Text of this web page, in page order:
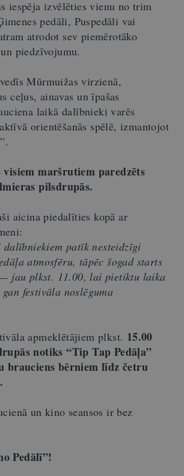
iespēja izvēlēties vienu no trim
pedāli, Puspedāli vai
atrodot sev piemērotāko
piedzīvojumu.
Mūrmuižas virzienā,
ceļus, ainavas un īpašas
laikā dalībnieki varēs
orientēšanās spēlē, izmantojot
visiem maršrutiem paredzēts
pilsdrupās.
aicina piedalīties kopā ar
dalībniekiem patīk nesteidzīgi
āļa atmosfēru, tāpēc šogad starts
jau plkst. 11.00, lai pietiktu laika
festivāla noslēguma
apmeklētājiem plkst. 15.00
s notiks“Tip Tap Pedāļa”
brauciens bērniem līdz četru
un kino seansos ir bez
Pedālī”!